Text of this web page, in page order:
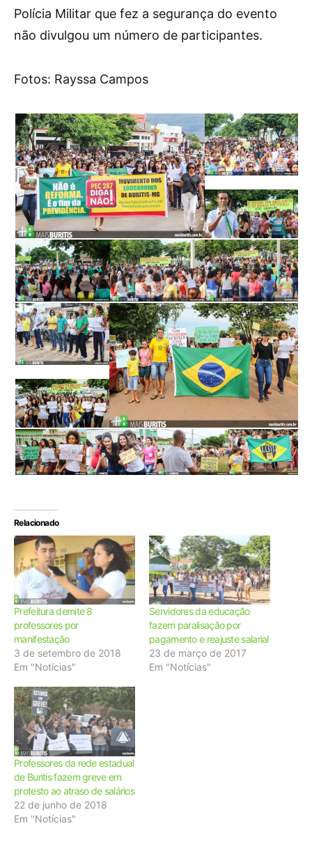
Polícia Militar que fez a segurança do evento
não divulgou um número de participantes.
Fotos: Rayssa Campos
Relacionado
Prefeitura demite 8
professores por
manifestação
3 de setembro de 2018
Em "Notícias"
Servidores da educação
fazem paralisação por
pagamento e reajuste salarial
23 de março de 2017
Em "Notícias"
Professores da rede estadual
de Buritis fazem greve em
protesto ao atraso de salários
22 de junho de 2018
Em "Notícias"